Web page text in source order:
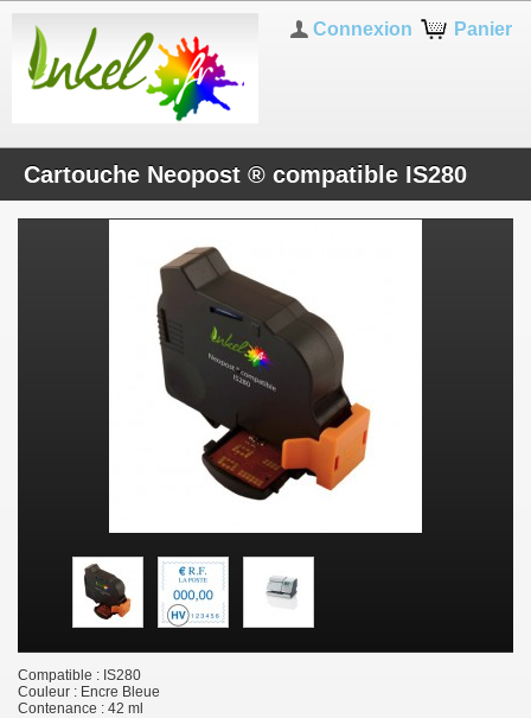
Panier
Connexion
Cartouche Neopost ® compatible IS280
Compatible : IS280
Couleur : Encre Bleue
Contenance : 42 ml